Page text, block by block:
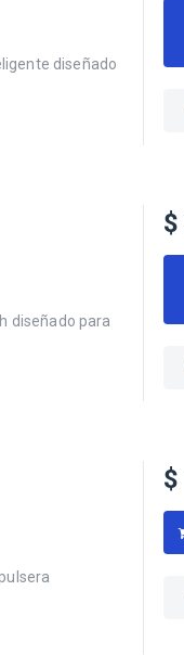
diseñado
diseñado para
$
$